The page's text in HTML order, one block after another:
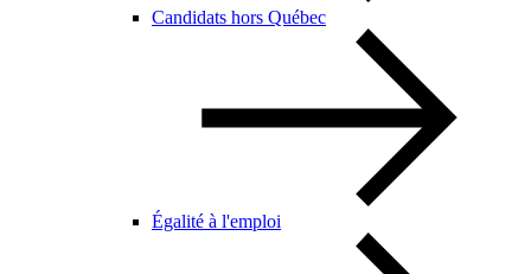
Candidats hors Québec
Égalité à l'emploi